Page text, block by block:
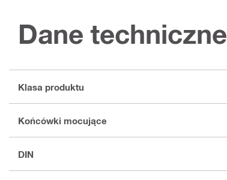
Dane techniczne
Klasa produktu
Końcówki mocujące
DIN